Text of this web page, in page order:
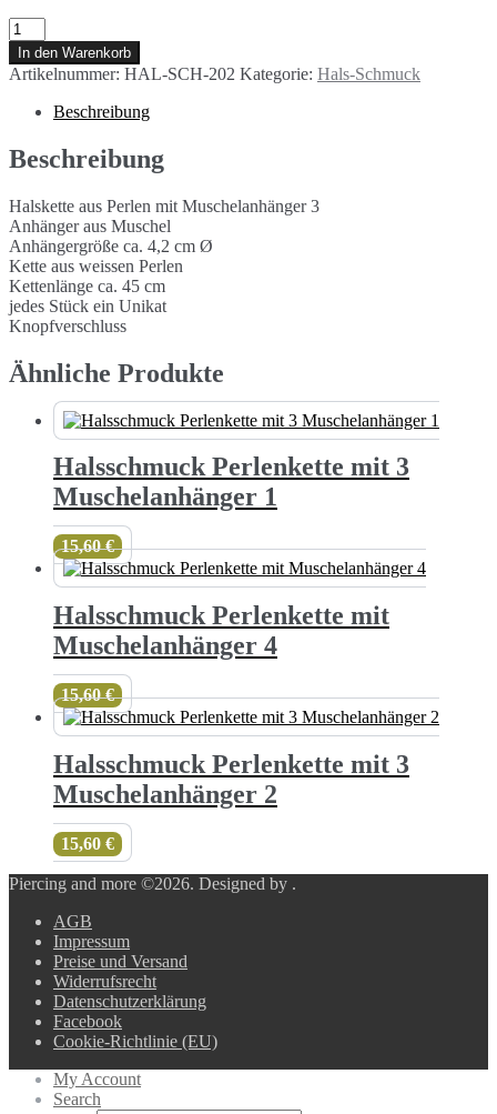
Halsschmuck
Perlenkette
mit
Muschelanhänger
Menge
In den Warenkorb
Artikelnummer: HAL-SCH-202 Kategorie: Hals-Schmuck
Beschreibung
Beschreibung
Halskette aus Perlen mit Muschelanhänger 3
Anhänger aus Muschel
Anhängergröße ca. 4,2 cm Ø
Kette aus weissen Perlen
Kettenlänge ca. 45 cm
jedes Stück ein Unikat
Knopfverschluss
Ähnliche Produkte
Halsschmuck Perlenkette mit 3
Muschelanhänger 1
15,60€
Halsschmuck Perlenkette mit
Muschelanhänger 4
15,60€
Halsschmuck Perlenkette mit 3
Muschelanhänger 2
15,60 €
Piercing and more ©2026. Designed by .
AGB
Impressum
Preise und Versand
Widerrufsrecht
Datenschutzerklärung
Facebook
Cookie-Richtlinie (EU)
My Account
Search